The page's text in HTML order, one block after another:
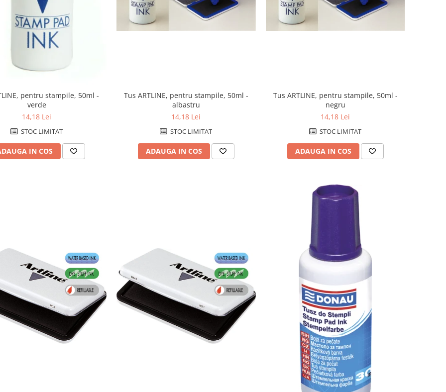
pentru stampile, 50ml -
verde
14,18 Lei
STOC LIMITAT
IN COS
Tus ARTLINE, pentru stampile, 50ml -
albastru
14,18 Lei
STOC LIMITAT
ADAUGA IN COS
Tus ARTLINE, pentru stampile, 50ml -
negru
14,18 Lei
STOC LIMITAT
ADAUGA IN COS